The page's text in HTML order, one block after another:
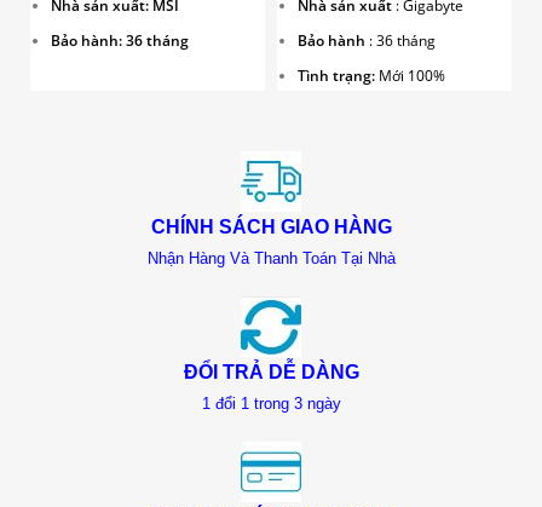
Nhà sản xuất: MSI
Bảo hành: 36 tháng
Nhà sản xuất : Gigabyte
Bảo hành : 36 tháng
Tình trạng: Mới 100%
CHÍNH SÁCH GIAO HÀNG
Nhận Hàng Và Thanh Toán Tại Nhà
ĐỔI TRẢ DỄ DÀNG
1 đổi 1 trong 3 ngày